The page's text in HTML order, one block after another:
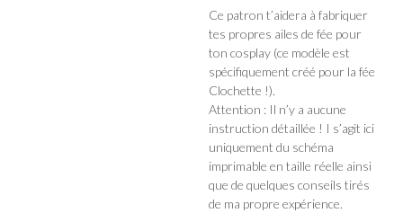
Ce patron t’aidera à fabriquer
tes propres ailes de fée pour
ton cosplay (ce modèle est
spécifiquement créé pour la fée
Clochette !).
Attention : Il n’y a aucune
instruction détaillée ! I s’agit ici
uniquement du schéma
imprimable en taille réelle ainsi
que de quelques conseils tirés
de ma propre expérience.